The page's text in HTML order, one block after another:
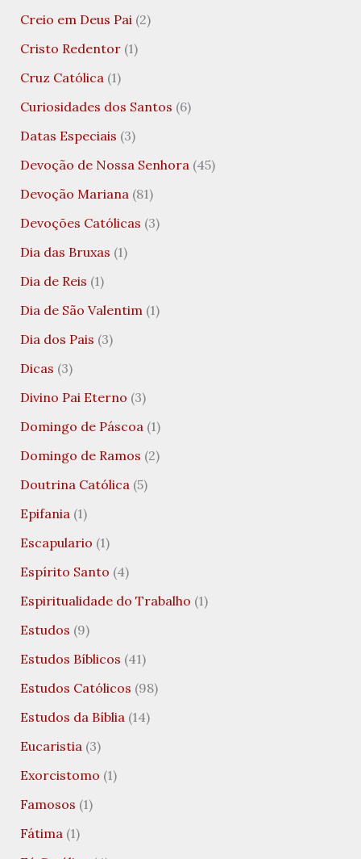
Creio em Deus Pai(2)
Cristo Redentor(1)
Cruz Católica(1)
Curiosidades dos Santos (6)
Datas Especiais (3)
Devoção de Nossa Senhora(45)
Devoção Mariana(81)
Devoções Católicas (3)
Dia das Bruxas (1)
Dia de Reis (1)
Dia de São Valentim(1)
Dia dos Pais (3)
Dicas (3)
Divino Pai Eterno (3)
Domingo de Páscoa(1)
Domingo de Ramos (2)
Doutrina Católica(5)
Epifania(1)
Escapulario (1)
Espírito Santo (4)
Espiritualidade do Trabalho (1)
Estudos (9)
Estudos Bíblicos (41)
Estudos Católicos (98)
Estudos da Bíblia(14)
Eucaristia(3)
Exorcistomo (1)
Famosos (1)
Fátima(1)